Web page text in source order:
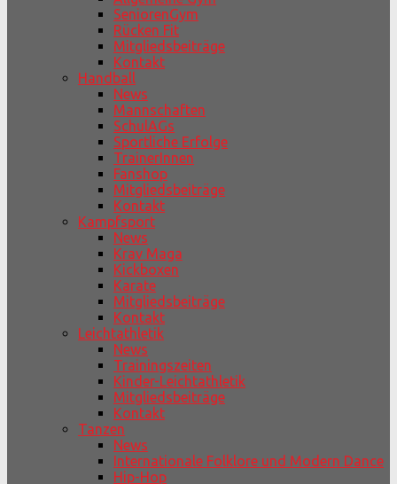
SeniorenGym
Rücken Fit
Mitgliedsbeiträge
Kontakt
Handball
News
Mannschaften
SchulAGs
Sportliche Erfolge
TrainerInnen
Fanshop
Mitgliedsbeiträge
Kontakt
Kampfsport
News
Krav Maga
Kickboxen
Karate
Mitgliedsbeiträge
Kontakt
Leichtathletik
News
Trainingszeiten
Kinder-Leichtathletik
Mitgliedsbeiträge
Kontakt
Tanzen
News
Internationale Folklore und Modern Dance
Hip-Hop